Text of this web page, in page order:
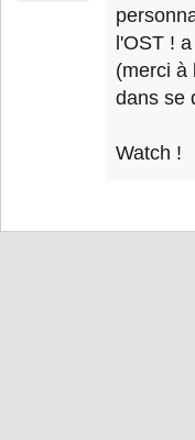
l'OST !
(merci à
dans se
Watch !